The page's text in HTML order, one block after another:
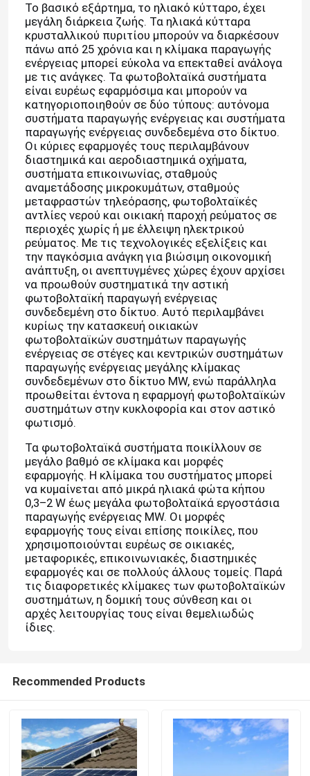
Σπίτι
Προϊόντα
Βίντεο
Το βασικό εξάρτημα, το ηλιακό κύτταρο, έχει
μεγάλη διάρκεια ζωής. Τα ηλιακά κύτταρα
κρυσταλλικού πυριτίου μπορούν να διαρκέσουν
πάνω από 25 χρόνια και η κλίμακα παραγωγής
ενέργειας μπορεί εύκολα να επεκταθεί ανάλογα
με τις ανάγκες. Τα φωτοβολταϊκά συστήματα
είναι ευρέως εφαρμόσιμα και μπορούν να
κατηγοριοποιηθούν σε δύο τύπους: αυτόνομα
συστήματα παραγωγής ενέργειας και συστήματα
παραγωγής ενέργειας συνδεδεμένα στο δίκτυο.
Οι κύριες εφαρμογές τους περιλαμβάνουν
διαστημικά και αεροδιαστημικά οχήματα,
συστήματα επικοινωνίας, σταθμούς
αναμετάδοσης μικροκυμάτων, σταθμούς
μεταφραστών τηλεόρασης, φωτοβολταϊκές
αντλίες νερού και οικιακή παροχή ρεύματος σε
περιοχές χωρίς ή με έλλειψη ηλεκτρικού
ρεύματος. Με τις τεχνολογικές εξελίξεις και
την παγκόσμια ανάγκη για βιώσιμη οικονομική
ανάπτυξη, οι ανεπτυγμένες χώρες έχουν αρχίσει
να προωθούν συστηματικά την αστική
φωτοβολταϊκή παραγωγή ενέργειας
συνδεδεμένη στο δίκτυο. Αυτό περιλαμβάνει
κυρίως την κατασκευή οικιακών
φωτοβολταϊκών συστημάτων παραγωγής
ενέργειας σε στέγες και κεντρικών συστημάτων
παραγωγής ενέργειας μεγάλης κλίμακας
συνδεδεμένων στο δίκτυο MW, ενώ παράλληλα
προωθείται έντονα η εφαρμογή φωτοβολταϊκών
συστημάτων στην κυκλοφορία και στον αστικό
φωτισμό.
Τα φωτοβολταϊκά συστήματα ποικίλλουν σε
μεγάλο βαθμό σε κλίμακα και μορφές
εφαρμογής. Η κλίμακα του συστήματος μπορεί
να κυμαίνεται από μικρά ηλιακά φώτα κήπου
0,3–2 W έως μεγάλα φωτοβολταϊκά εργοστάσια
παραγωγής ενέργειας MW. Οι μορφές
εφαρμογής τους είναι επίσης ποικίλες, που
χρησιμοποιούνται ευρέως σε οικιακές,
μεταφορικές, επικοινωνιακές, διαστημικές
εφαρμογές και σε πολλούς άλλους τομείς. Παρά
τις διαφορετικές κλίμακες των φωτοβολταϊκών
συστημάτων, η δομική τους σύνθεση και οι
αρχές λειτουργίας τους είναι θεμελιωδώς
ίδιες.
Recommended Products